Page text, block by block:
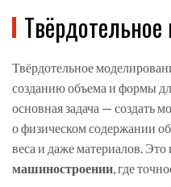
Твёрдотельное
созданию объема и формы
основная задача — создать
о физическом содержании
веса и даже материалов.
машиностроении, где